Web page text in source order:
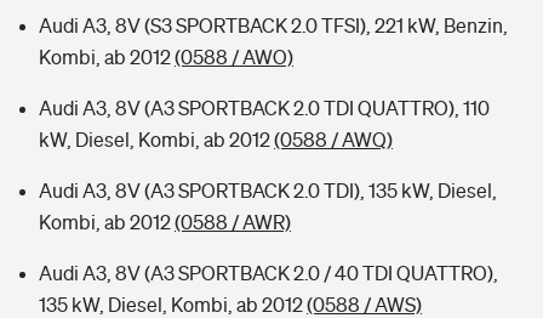
Audi A3, 8V (S3 SPORTBACK 2.0 TFSI), 221 kW, Benzin,
Kombi, ab 2012(0588 / AWO)
Audi A3, 8V (A3 SPORTBACK 2.0 TDI QUATTRO), 110
kW, Diesel, Kombi, ab 2012(0588 / AWQ)
Audi A3, 8V (A3 SPORTBACK 2.0 TDI), 135 kW, Diesel,
Kombi, ab 2012(0588 / AWR)
Audi A3, 8V (A3 SPORTBACK 2.0 / 40 TDI QUATTRO),
135 kW, Diesel, Kombi, ab 2012(0588 / AWS)